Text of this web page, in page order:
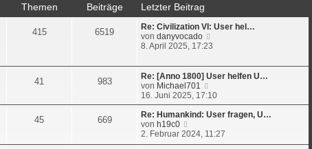
i
t
r
a
e
r
B
e
t
r
a
g
Themen Beiträge
Letzter Beitrag
415 6519
Re: Civilization VI: User hel…
von danyvocado
e
s
e
r
B
i
8. April 2025, 17:23
41 983
Re: [Anno 1800] User helfen U…
von Michael701
e
u
e
t
e
16. Juni 2025, 17:10
45 669
Re: Humankind: User fragen, U…
von h19c0
e
u
2. Februar 2024, 11:27